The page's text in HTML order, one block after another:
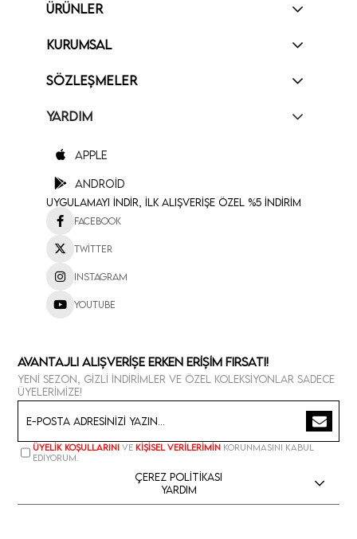
ÜRÜNLER
KURUMSAL
SÖZLEŞMELER
YARDIM
Apple
Android
Uygulamayı İndir, İlk Alışverişe Özel %5 İndirim
Facebook
Twitter
Instagram
Youtube
Avantajlı Alışverişe Erken Erişim Fırsatı!
Yeni sezon, gizli indirimler ve özel koleksiyonlar sadece
üyelerimize!
Üyelik koşullarını ve kişisel verilerimin korunmasını kabul
ediyorum.
Çerez Politikası
Yardım